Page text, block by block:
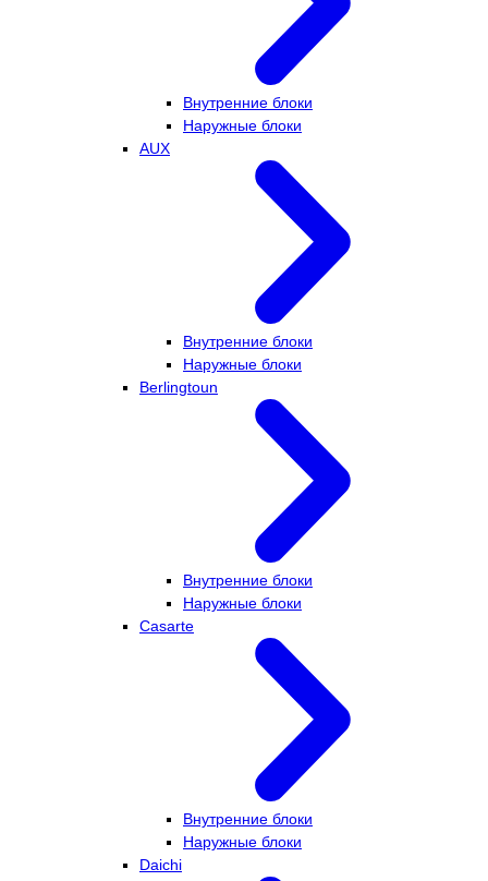
Внутренние блоки
Наружные блоки
AUX
Внутренние блоки
Наружные блоки
Berlingtoun
Внутренние блоки
Наружные блоки
Casarte
Внутренние блоки
Наружные блоки
Daichi